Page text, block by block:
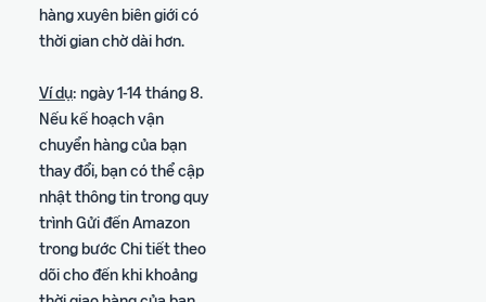
hàng xuyên biên giới có
thời gian chờ dài hơn.
Ví dụ: ngày 1-14 tháng 8.
Nếu kế hoạch vận
chuyển hàng của bạn
thay đổi, bạn có thể cập
nhật thông tin trong quy
trình Gửi đến Amazon
trong bước Chi tiết theo
dõi cho đến khi khoảng